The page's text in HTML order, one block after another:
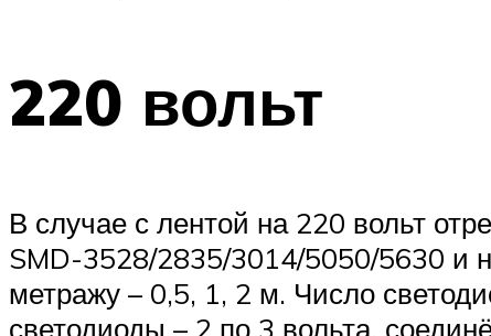
220 вольт
В случае с лентой на 220 вольт
SMD-3528/2835/3014/5050/5630 и
метражу – 0,5, 1, 2 м. Число
светодиоды – 2 по 3 вольта,